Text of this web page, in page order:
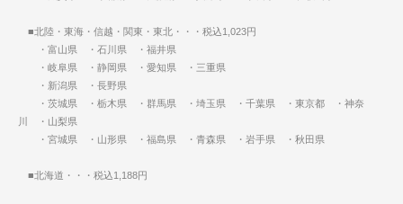
■北陸・東海・信越・関東・東北・・・税込1,023円
・富山県 ・石川県 ・福井県
・岐阜県 ・静岡県 ・愛知県 ・三重県
・新潟県 ・長野県
・茨城県 ・栃木県 ・群馬県 ・埼玉県 ・千葉県 ・東京都 ・神奈
川 ・山梨県
・宮城県 ・山形県 ・福島県 ・青森県 ・岩手県 ・秋田県
■北海道・・・税込1,188円